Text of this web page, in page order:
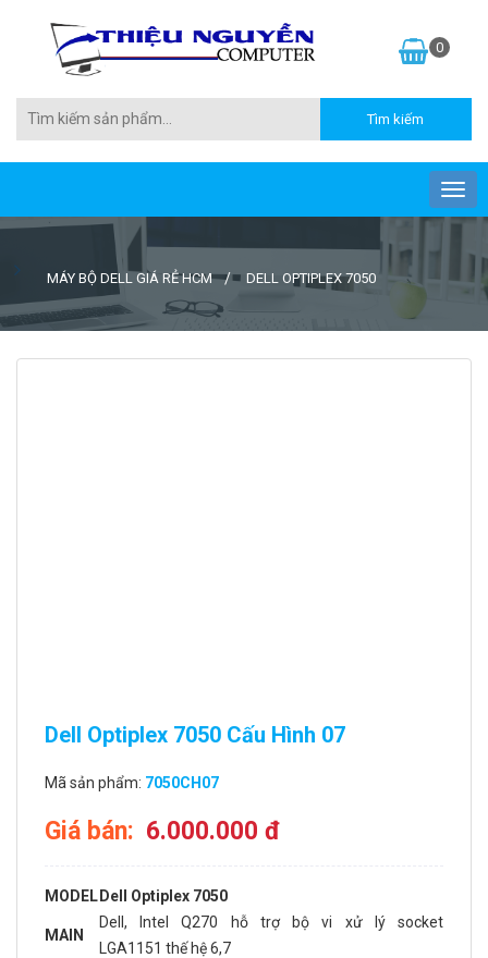
0
MÁY BỘ DELL GIÁ RẺ HCM DELL OPTIPLEX 7050
Dell Optiplex 7050 Cấu Hình 07
Mã sản phẩm: 7050CH07
Giá bán: 6.000.000 đ
MODEL Dell Optiplex 7050
MAIN
Dell, Intel Q270 hỗ trợ bộ vi xử lý socket
LGA1151 thế hệ 6,7